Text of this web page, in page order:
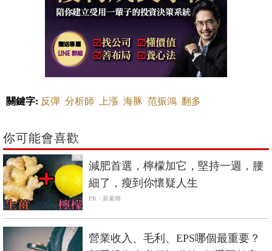
關鍵字: 反彈 分析師 上漲 海豚 范振鴻 翻多
你可能會喜歡
PR
減肥首選，檸檬加它，堅持一週，腰
細了，瘦到你懷疑人生
PR・新素簡
營業收入、毛利、EPS哪個最重要？